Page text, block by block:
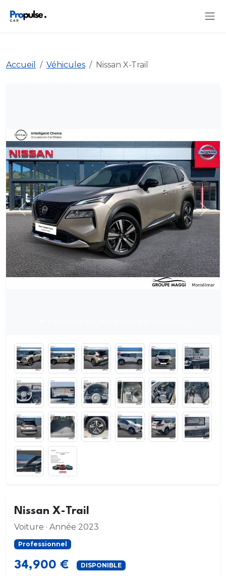
Accueil Véhicules Nissan X-Trail
Précédent
Nissan X-Trail
Voiture · Année 2023
Professionnel
34,900 € DISPONIBLE